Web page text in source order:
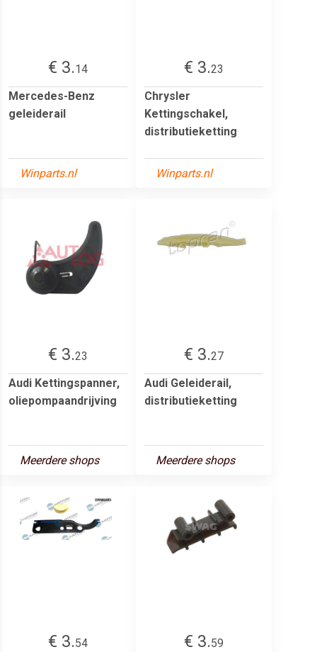
€ 3.14
Mercedes-Benz
geleiderail
Winparts.nl
€ 3.23
Chrysler
Kettingschakel,
distributieketting
Winparts.nl
€ 3.23
Audi Kettingspanner,
oliepompaandrijving
Meerdere shops
€ 3.27
Audi Geleiderail,
distributieketting
Meerdere shops
€ 3.54
€ 3.59